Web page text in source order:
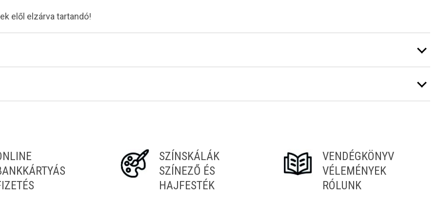
elől elzárva tartandó!
SZÍNSKÁLÁK
SZÍNEZŐ ÉS
HAJFESTÉK
VENDÉGKÖNYV
VÉLEMÉNYEK
RÓLUNK